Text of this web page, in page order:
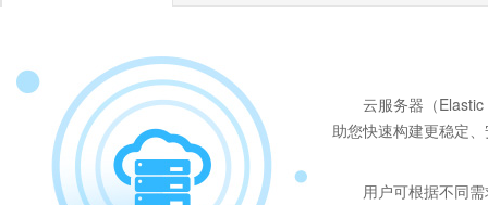
云服务器（
助您快速构建更稳定
用户可根据不同